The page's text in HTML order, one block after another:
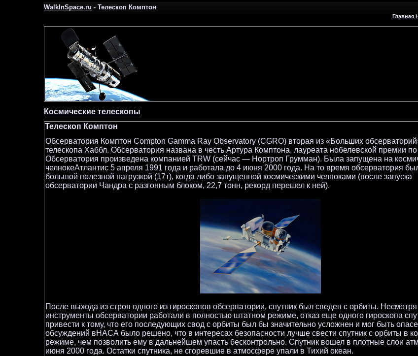
WalkInSpace.ru- Телескоп Комптон
Главная
Космические телескопы
Телескоп Комптон
Обсерватория Комптон Compton Gamma Ray Observatory (CGRO) вторая из «Больших
телескопа Хаббл. Обсерватория названа в честь Артура Комптона, лауреата нобелевской премии
Обсерватория произведена компанией TRW (сейчас — Нортроп Грумман). Была запущена на
челнокеАтлантис 5 апреля 1991 года и работала до 4 июня 2000 года. На то время обсерватория
большой полезной нагрузкой (17т), когда либо запущенной космическими челноками (после запуска
обсерватории Чандра с разгонным блоком, 22,7 тонн, рекорд перешел к ней).
После выхода из строя одного из гироскопов обсерватории, спутник был сведен с орбиты. Несмотря
инструменты обсерватории работали в полностью штатном режиме, отказ еще одного гироскопа
привести к тому, что его последующих свод с орбиты был бы значительно усложнен и мог быть
обсуждений вНАСА было решено, что в интересах безопасности лучше свести спутник с орбиты в
режиме, чем позволить ему в дальнейшем упасть бесконтрольно. Спутник вошел в плотные слои
июня 2000 года. Остатки спутника, не сгоревшие в атмосфере упали в Тихий океан.